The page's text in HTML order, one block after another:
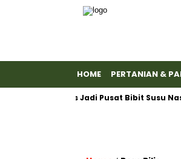
HOME PERTANIAN &
Banyumas Jadi Pusat Bibit Susu